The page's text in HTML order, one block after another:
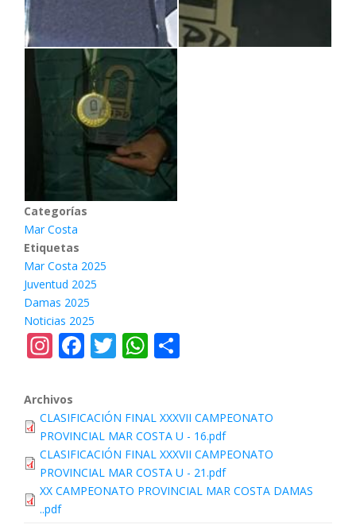
Categorías
Mar Costa
Etiquetas
Mar Costa 2025
Juventud 2025
Damas 2025
Noticias 2025
Instagram
Facebook
TwitterWhatsApp
Archivos
CLASIFICACIÓN FINAL XXXVII CAMPEONATO
PROVINCIAL MAR COSTA U - 16.pdf
CLASIFICACIÓN FINAL XXXVII CAMPEONATO
PROVINCIAL MAR COSTA U - 21.pdf
XX CAMPEONATO PROVINCIAL MAR COSTA DAMAS
..pdf